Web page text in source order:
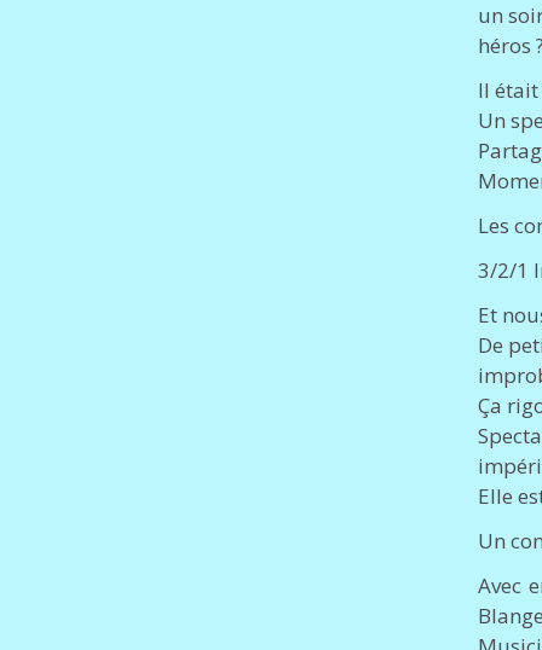
un
héros
Il
Un
Les
3/2/1
Et
De
Ça
Elle
Un
Avec